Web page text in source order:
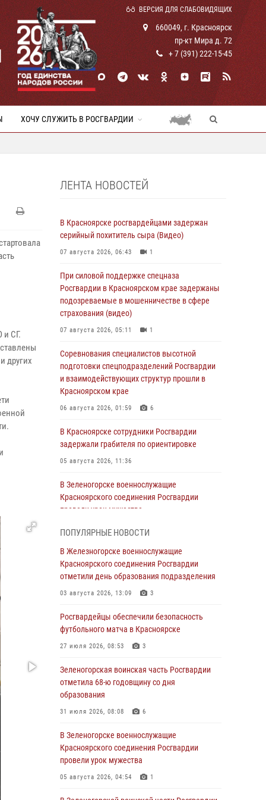
ВЕРСИЯ ДЛЯ СЛАБОВИДЯЩИХ
660049, г. Красноярск
пр-кт Мира д. 72
+ 7 (391) 222-15-45
ХОЧУ СЛУЖИТЬ В РОСГВАРДИИ
и СГ.
других
ЛЕНТА НОВОСТЕЙ
В Красноярске росгвардейцами задержан
серийный похититель сыра (Видео)
07 августа 2026, 06:43 1
При силовой поддержке спецназа
Росгвардии в Красноярском крае задержаны
подозреваемые в мошенничестве в сфере
страхования (видео)
07 августа 2026, 05:11 1
Соревнования специалистов высотной
подготовки спецподразделений Росгвардии
и взаимодействующих структур прошли в
Красноярском крае
06 августа 2026, 01:59 6
В Красноярске сотрудники Росгвардии
задержали грабителя по ориентировке
05 августа 2026, 11:36
В Зеленогорске военнослужащие
Красноярского соединения Росгвардии
провели урок мужества
В Красноярске взрывотехники
спецподразделения Росгвардии уничтожили
артиллерийский снаряд
05 августа 2026, 04:52 1
В Красноярске сотрудники
вневедомственной охраны Росгвардии
задержали подозреваемого в серии краж из
04 августа 2026, 09:57
Сотрудники Росгвардии обеспечили
общественный порядок во время
Дудинке
04 августа 2026, 08:36 1
В Красноярске сотрудники Росгвардии
супермаркета
ПОПУЛЯРНЫЕ НОВОСТИ
В Железногорске военнослужащие
Красноярского соединения Росгвардии
отметили день образования подразделения
03 августа 2026, 13:09 3
Росгвардейцы обеспечили безопасность
футбольного матча в Красноярске
27 июля 2026, 08:53 3
Зеленогорская воинская часть Росгвардии
отметила 68-ю годовщину со дня
образования
31 июля 2026, 08:08 6
В Зеленогорске военнослужащие
Красноярского соединения Росгвардии
провели урок мужества
05 августа 2026, 04:54 1